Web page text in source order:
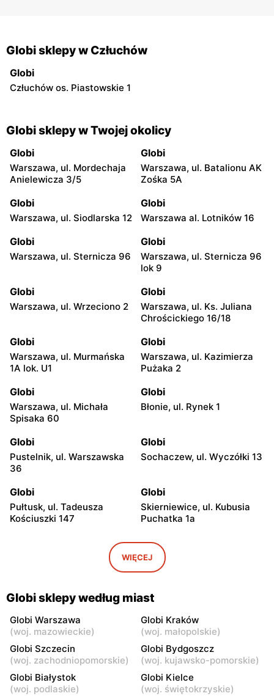
Globi sklepy w Człuchów
Globi
Człuchów os. Piastowskie 1
Globi sklepy w Twojej okolicy
Globi
Warszawa, ul. Mordechaja
Anielewicza 3/5
Globi
Warszawa, ul. Batalionu AK
Zośka 5A
Globi
Warszawa, ul. Siodlarska 12
Globi
Warszawa al. Lotników 16
Globi
Warszawa, ul. Sternicza 96
Globi
Warszawa, ul. Sternicza 96
lok 9
Globi
Warszawa, ul. Wrzeciono 2
Globi
Warszawa, ul. Ks. Juliana
Chrościckiego 16/18
Globi
Warszawa, ul. Murmańska
1A lok. U1
Globi
Warszawa, ul. Kazimierza
Pużaka 2
Globi
Warszawa, ul. Michała
Spisaka 60
Globi
Błonie, ul. Rynek 1
Globi
Pustelnik, ul. Warszawska
36
Globi
Sochaczew, ul. Wyczółki 13
Globi
Pułtusk, ul. Tadeusza
Kościuszki 147
Globi
Skierniewice, ul. Kubusia
Puchatka 1a
Sierakowice Lewe 39A
Globi
Godzianów, ul. Północna 3
Globi
Godzianów, ul. Klonowa 1
Globi
Zadybska 81
Globi
Zduny, ul. Zduny 1B
Globi
Stare Zadybie, ul. Stare
Zadybie 86
Globi Globi
WIĘCEJ
Globi sklepy według miast
Globi Warszawa
(woj. mazowieckie)
Globi Kraków
(woj. małopolskie)
Globi Szczecin
(woj. zachodniopomorskie)
Globi Bydgoszcz
(woj. kujawsko-pomorskie)
Globi Białystok
(woj. podlaskie)
Globi Kielce
(woj. świętokrzyskie)